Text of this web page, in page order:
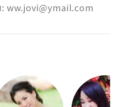
: ww.jovi@ymail.com